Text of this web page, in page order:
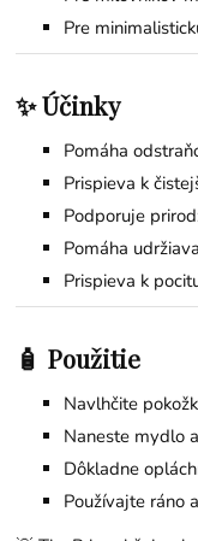
Pre
✨ Účinky
Pomáha
Prispieva k
Podporuje
Pomáha
Prispieva k
🧴 Použitie
Navlhčite
Naneste mydlo
Dôkladne
Používajte ráno